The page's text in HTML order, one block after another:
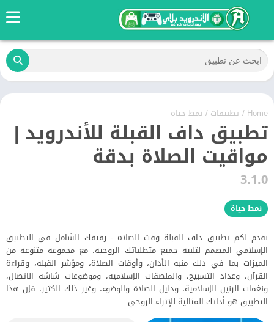
Home
/ تطبيقات / نمط حياة
تطبيق داف القبلة للأندرويد |
مواقيت الصلاة بدقة
3.1.0
نمط حياة
نقدم لكم تطبيق داف القبلة وقت الصلاة - رفيقك الشامل في التطبيق
الإسلامي المصمم لتلبية جميع متطلباتك الروحية. مع مجموعة متنوعة من
الميزات بما في ذلك منبه الأذان، وأوقات الصلاة، ومؤشر القبلة، وقراءة
القرآن، وعداد التسبيح، والملصقات الإسلامية، وموضوعات شاشة الاتصال،
ونغمات الرنين الإسلامية، ودليل الصلاة والوضوء، وغير ذلك الكثير، فإن هذا
التطبيق هو أداتك المثالية للإثراء الروحي. .